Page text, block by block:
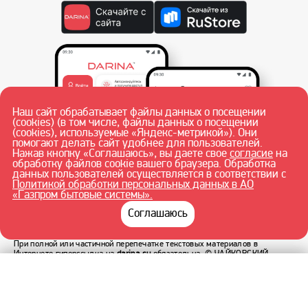
При полной или частичной перепечатке текстовых материалов в
Интернете гиперссылка наdarina.suобязательна.© ЧАЙКОВСКИЙ
Наш сайт обрабатывает файлы данных о посещении
(cookies) (в том числе, файлы данных о посещении
(cookies), используемые «Яндекс-метрикой»). Они
помогают делать сайт удобнее для пользователей.
Нажав кнопку «Соглашаюсь», вы даете свое согласие на
обработку файлов cookie вашего браузера. Обработка
данных пользователей осуществляется в соответствии с
Политикой обработки персональных данных в АО
«Газпром бытовые системы».
Соглашаюсь